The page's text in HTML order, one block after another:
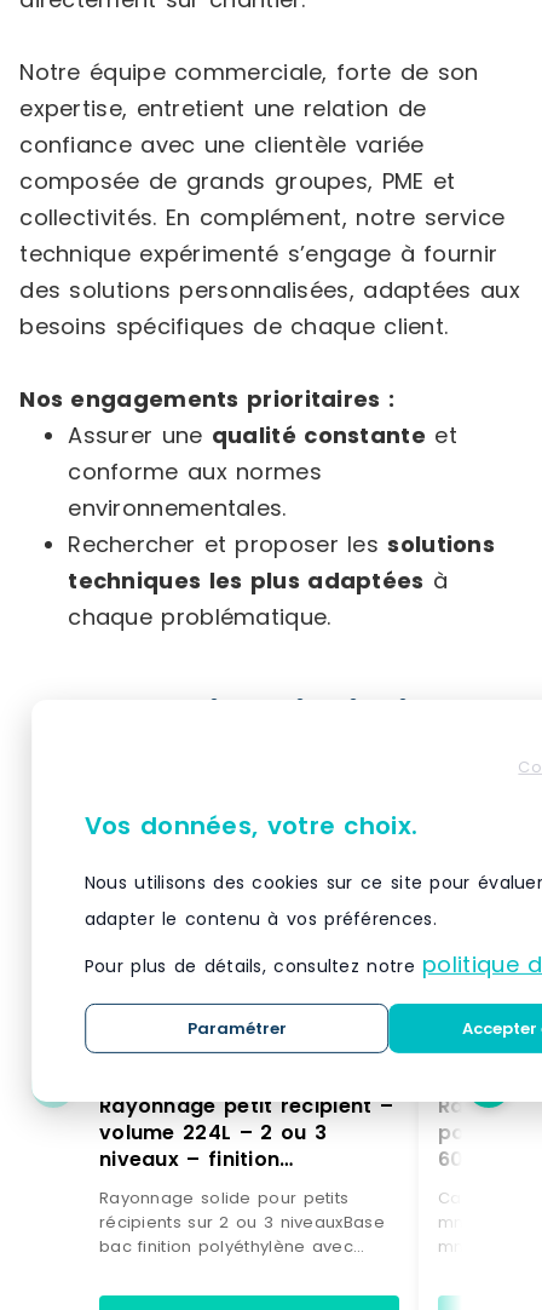
Notre équipe commerciale, forte de son
expertise, entretient une relation de
confiance avec une clientèle variée
composée de grands groupes, PME et
collectivités. En complément, notre service
technique expérimenté s’engage à fournir
des solutions personnalisées, adaptées aux
besoins spécifiques de chaque client.
Nos engagements prioritaires :
Assurer une qualité constante et
conforme aux normes
environnementales.
Rechercher et proposer lessolutions
techniques les plus adaptées à
chaque problématique.
Produits similaires
Rayonnage petit récipient –
volume 224L – 2 ou 3
niveaux – finition
polyéthylène avec
caillebotis galvanisé
Rayonnage solide pour petits
récipients sur 2 ou 3 niveauxBase
bac finition polyéthylène avec
224LCharge admissible
pour
60 l
mmLargeur
mmPoids :
60 l
Vos données, votre choix.
Nous utilisons des cookies sur ce site pour
adapter le contenu à vos préférences.
Pour plus de détails, consultez notre politique
Paramétrer